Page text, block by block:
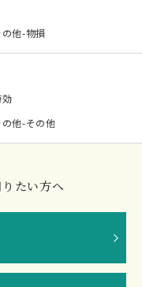
の他-物損
の他-その他
たい方へ